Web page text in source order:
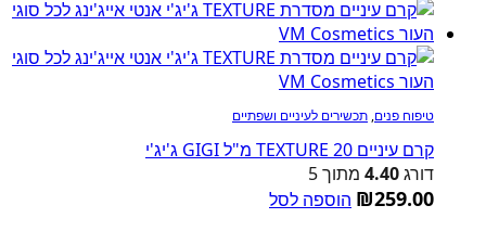
טיפוח פנים, תכשירים לעיניים ושפתיים
קרם עיניים TEXTURE 20 מ"ל GIGI ג'יג'י
דורג4.40 מתוך 5
₪259.00 הוספה לסל